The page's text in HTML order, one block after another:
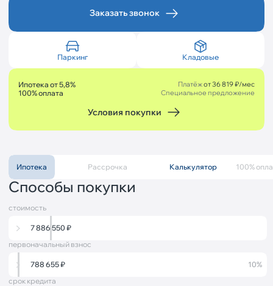
Заказать звонок
Паркинг Кладовые
Ипотека от 5,8% Платёжот 36 819 ₽/мес
100% оплата Специальное предложение
Условия покупки
Ипотека Рассрочка Калькулятор Описание
100%
Способы покупки
стоимость
7 886 550 ₽
первоначальный взнос
788 655₽
10%
срок кредита